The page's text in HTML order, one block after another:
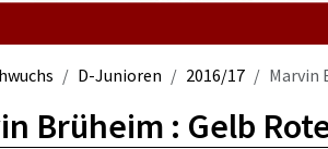
D-Junioren 2016/17 Marvin
Brüheim : Gelb